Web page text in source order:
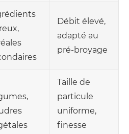
Débit élevé,
adapté au
pré-broyage
Taille de
particule
uniforme,
finesse